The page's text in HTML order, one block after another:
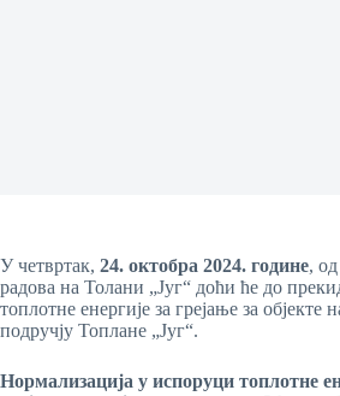
У четвртак, 24. октобра 2024. године, од
радова на Толани „Југ“ доћи ће до
топлотне енергије за грејање за објекте
подручју Топлане „Југ“.
Нормализација у испоруци топлотне